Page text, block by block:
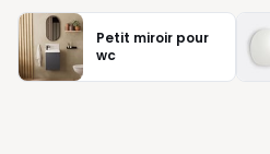
Petit miroir pour
wc